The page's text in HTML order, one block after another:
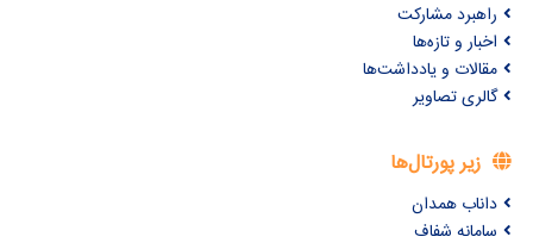
راهبرد مشارکت
اخبار و تازه‌ها
مقالات و یادداشت‌ها
گالری تصاویر
زیر پورتال‌ها
داناب همدان
سامانه شفاف